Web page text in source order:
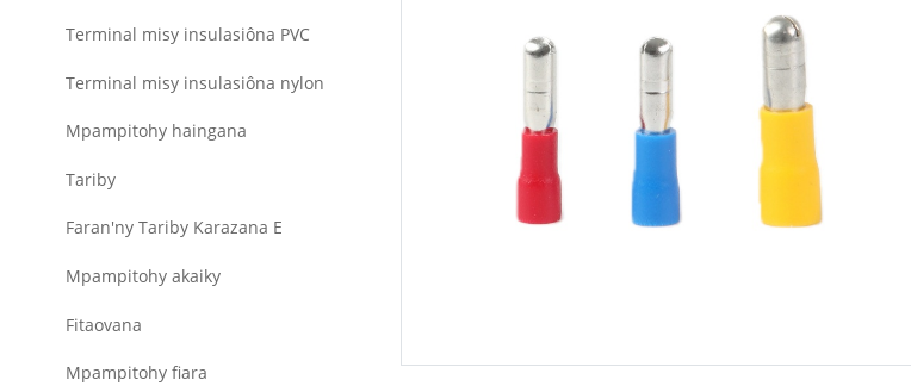
Terminal misy insulasiôna PVC
Terminal misy insulasiôna nylon
Mpampitohy haingana
Tariby
Faran'ny Tariby Karazana E
Mpampitohy akaiky
Fitaovana
Mpampitohy fiara